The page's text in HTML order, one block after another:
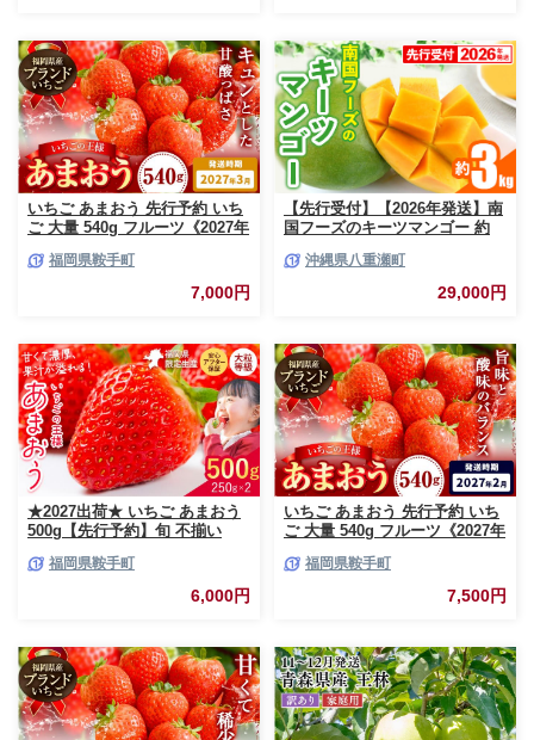
いちご あまおう 先行予約 いち
ご 大量 540g フルーツ《2027年
だもの 果物 福岡県 鞍手町【配
福岡県鞍手町
7,000円
【先行受付】【2026年発送】南
国フーズのキーツマンゴー 約
南国フルーツ 旬の味覚 沖縄県
産 国産マンゴー 希少種 オスス
沖縄県八重瀬町
29,000円
★2027出荷★ いちご あまおう
500g【先行予約】旬 不揃い
中旬-3月中旬頃出荷》福岡名産
品 果物 くだもの フルーツ いち
ご 苺 イチゴ【配送不可地域:離
福岡県鞍手町
6,000円
いちご あまおう 先行予約 いち
ご 大量 540g フルーツ《2027年
だもの 果物 福岡県 鞍手町【配
福岡県鞍手町
7,500円